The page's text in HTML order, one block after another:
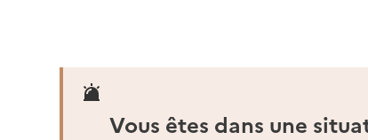
Vous êtes dans une